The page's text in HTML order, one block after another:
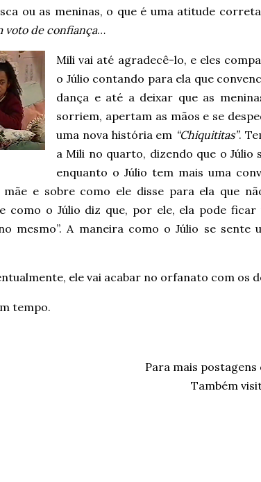
ou as meninas, o que é uma atitude
voto de confiança…
Mili vai até agradecê-lo, e eles
o Júlio contando para ela que
dança e até a deixar que as
sorriem, apertam as mãos e se
uma nova história em “Chiquititas”.
a Mili no quarto, dizendo que o Júlio
enquanto o Júlio tem mais uma
mãe e sobre como ele disse para ela que
como o Júlio diz que, por ele, ela pode ficar
mesmo”. A maneira como o Júlio se sente
ele vai acabar no orfanato com os
tempo.
Para mais postagens
Também